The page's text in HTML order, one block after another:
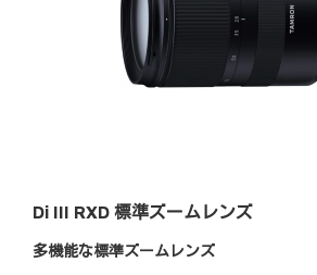
Di III RXD 標準ズームレンズ
多機能な標準ズームレンズ